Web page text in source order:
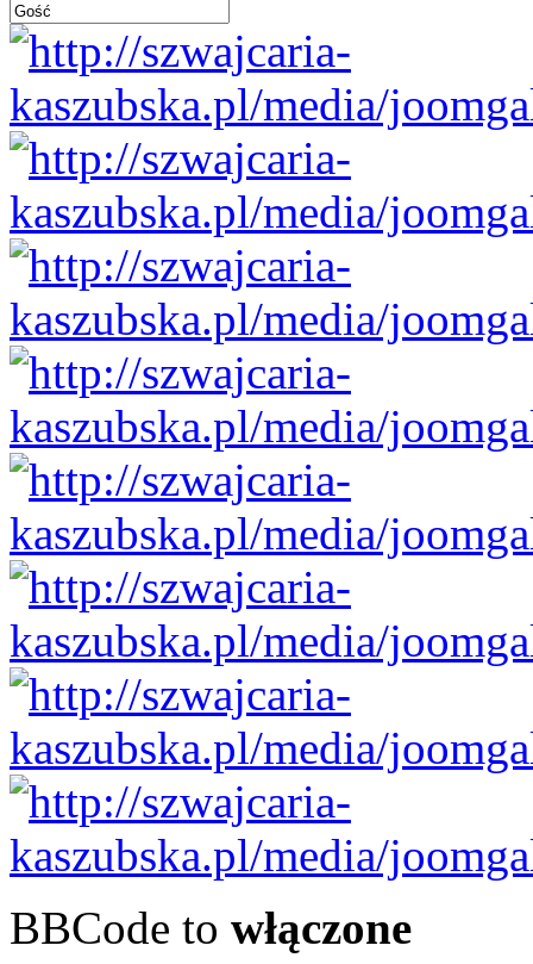
BBCode to włączone